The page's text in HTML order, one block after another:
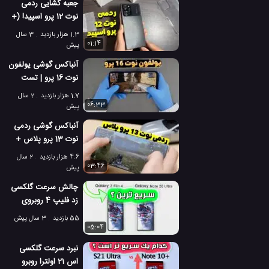
جعبه گشایی ردمی
نوت 12 پرو اسپید! (+
تفاوت با نوت 12 پرو)
1.3 هزار بازدید
3 سال
پیش
01:14
آنباکس گوشی یولفون
نوت 16 پرو | تست
بازی و عملکرد گوشی
1.7 هزار بازدید
2 سال
پیش
06:33
آنباکس گوشی ردمی
نوت 13 پرو پلاس +
تست بازی و دوربین
گوشی
4.6 هزار بازدید
2 سال
پیش
03:46
چالش سرعت گلکسی
زد فلیپ 4 روبروی
گلکسی نوت 20 اولترا
55 بازدید
3 سال پیش
05:04
نبرد سرعت گلکسی
اس 21 اولترا روبرو